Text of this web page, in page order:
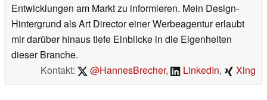
Entwicklungen am Markt zu informieren. Mein Design-
Hintergrund als Art Director einer Werbeagentur erlaubt
mir darüber hinaus tiefe Einblicke in die Eigenheiten
dieser Branche.
Kontakt:
@HannesBrecher, LinkedIn, Xing